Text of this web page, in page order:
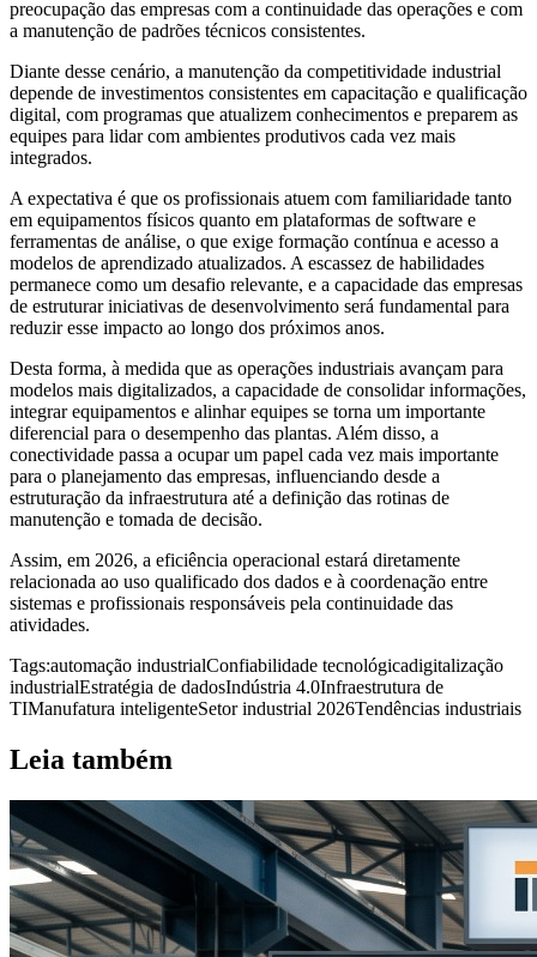
preocupação das empresas com a continuidade das operações e com
a manutenção de padrões técnicos consistentes.
Diante desse cenário, a manutenção da competitividade industrial
depende de investimentos consistentes em capacitação e qualificação
digital, com programas que atualizem conhecimentos e preparem as
equipes para lidar com ambientes produtivos cada vez mais
integrados.
A expectativa é que os profissionais atuem com familiaridade tanto
em equipamentos físicos quanto em plataformas de software e
ferramentas de análise, o que exige formação contínua e acesso a
modelos de aprendizado atualizados. A escassez de habilidades
permanece como um desafio relevante, e a capacidade das empresas
de estruturar iniciativas de desenvolvimento será fundamental para
reduzir esse impacto ao longo dos próximos anos.
Desta forma, à medida que as operações industriais avançam para
modelos mais digitalizados, a capacidade de consolidar informações,
integrar equipamentos e alinhar equipes se torna um importante
diferencial para o desempenho das plantas. Além disso, a
conectividade passa a ocupar um papel cada vez mais importante
para o planejamento das empresas, influenciando desde a
estruturação da infraestrutura até a definição das rotinas de
manutenção e tomada de decisão.
Assim, em 2026, a eficiência operacional estará diretamente
relacionada ao uso qualificado dos dados e à coordenação entre
sistemas e profissionais responsáveis pela continuidade das
atividades.
Tags:automação industrialConfiabilidade tecnológicadigitalização
industrialEstratégia de dadosIndústria 4.0Infraestrutura de
TIManufatura inteligenteSetor industrial 2026Tendências industriais
Leia também